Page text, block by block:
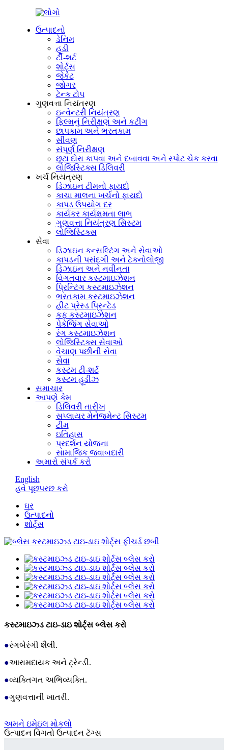
ઉત્પાદનો
ડેનિમ
હૂડી
ટી-શર્ટ
શોર્ટ્સ
જેકેટ
જોગર
ટેન્ક ટોપ
ગુણવત્તા નિયંત્રણ
ઇન્વેન્ટરી નિયંત્રણ
ફિલ્મનું નિરીક્ષણ અને કટીંગ
છાપકામ અને ભરતકામ
સીવણ
સંપૂર્ણ નિરીક્ષણ
છૂટા દોરા કાપવા અને દબાવવા અને સ્પોટ ચેક કરવા
લોજિસ્ટિક્સ ડિલિવરી
ખર્ચ નિયંત્રણ
ડિઝાઇન ટીમનો ફાયદો
કાચા માલના ખર્ચનો ફાયદો
કાપડ ઉપયોગ દર
કાર્યકર કાર્યક્ષમતા લાભ
ગુણવત્તા નિયંત્રણ સિસ્ટમ
લોજિસ્ટિક્સ
સેવા
ડિઝાઇન કન્સલ્ટિંગ અને સેવાઓ
કાપડની પસંદગી અને ટેકનોલોજી
ડિઝાઇન અને નવીનતા
વિગતવાર કસ્ટમાઇઝેશન
પ્રિન્ટિંગ કસ્ટમાઇઝેશન
ભરતકામ કસ્ટમાઇઝેશન
હીટ પ્રેસ્ડ પ્રિન્ટેડ
કફ કસ્ટમાઇઝેશન
પેકેજિંગ સેવાઓ
રંગ કસ્ટમાઇઝેશન
લોજિસ્ટિક્સ સેવાઓ
વેચાણ પછીની સેવા
સેવા
કસ્ટમ ટી-શર્ટ
કસ્ટમ હૂડીઝ
સમાચાર
આપણે કેમ
ડિલિવરી તારીખ
સપ્લાયર મેનેજમેન્ટ સિસ્ટમ
ટીમ
ઇતિહાસ
પ્રદર્શન યોજના
સામાજિક જવાબદારી
અમારો સંપર્ક કરો
English
હવે પૂછપરછ કરો
ઘર
ઉત્પાદનો
શોર્ટ્સ
કસ્ટમાઇઝ્ડ ટાઇ-ડાઇ શોર્ટ્સ બ્લેસ કરો
●રંગબેરંગી શૈલી.
●આરામદાયક અને ટ્રેન્ડી.
●વ્યક્તિગત અભિવ્યક્તિ.
●ગુણવત્તાની ખાતરી.
અમને ઇમેઇલ મોકલો
ઉત્પાદન વિગતો ઉત્પાદન ટૅગ્સ